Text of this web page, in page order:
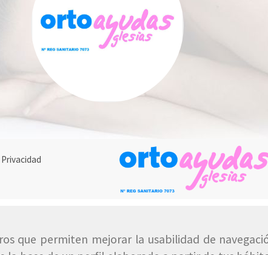
que permiten mejorar la usabilidad de